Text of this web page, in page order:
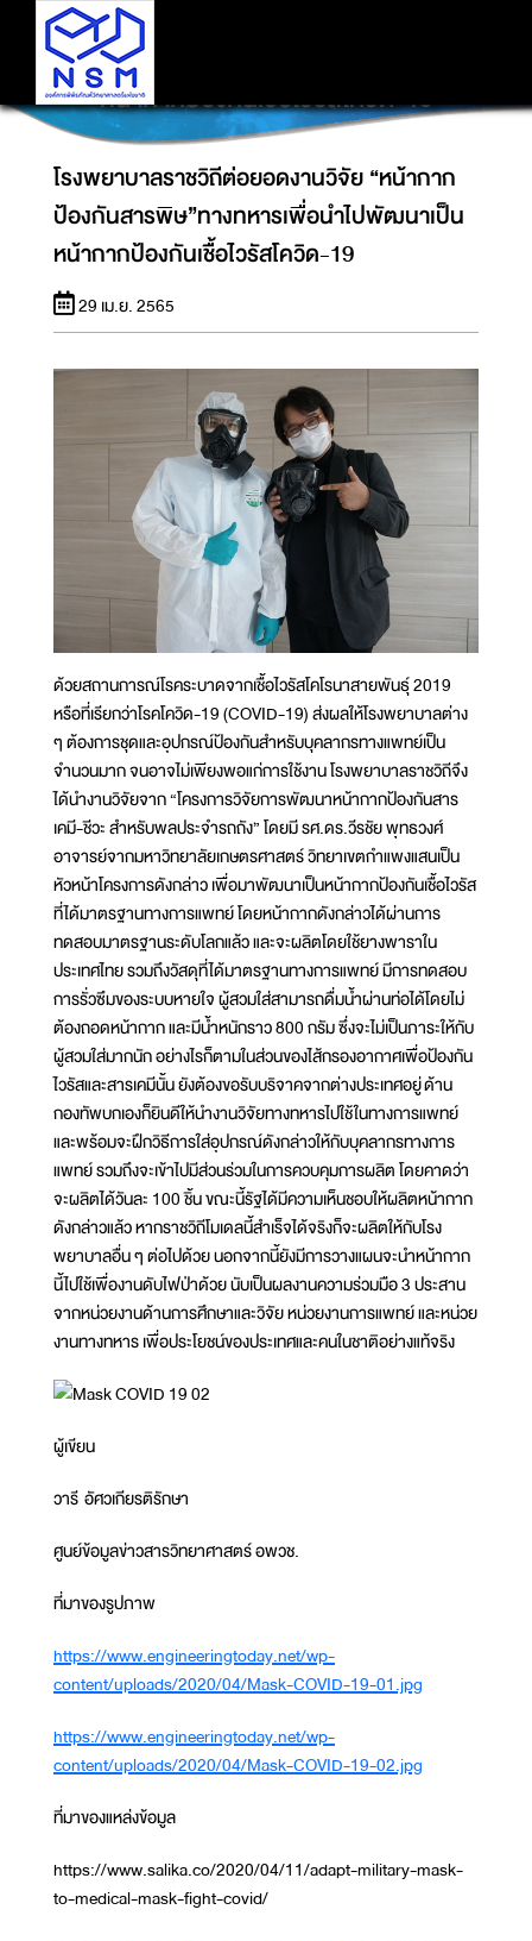
โรงพยาบาลราชวิถีต่อยอดงานวิจัย “หน้ากาก
ป้องกันสารพิษ”ทางทหารเพื่อนำไปพัฒนาเป็น
หน้ากากป้องกันเชื้อไวรัสโควิด-19
โรงพยาบาลราชวิถีต่อยอดงานวิจัย “หน้ากาก
ป้องกันสารพิษ”ทางทหารเพื่อนำไปพัฒนาเป็น
หน้ากากป้องกันเชื้อไวรัสโควิด-19
29 เม.ย. 2565
ด้วยสถานการณ์โรคระบาดจากเชื้อไวรัสโคโรนาสายพันธุ์ 2019
หรือที่เรียกว่าโรคโควิด-19 (COVID-19) ส่งผลให้โรงพยาบาลต่าง
ๆ ต้องการชุดและอุปกรณ์ป้องกันสำหรับบุคลากรทางแพทย์เป็น
จำนวนมาก จนอาจไม่เพียงพอแก่การใช้งาน โรงพยาบาลราชวิถีจึง
ได้นำงานวิจัยจาก “โครงการวิจัยการพัฒนาหน้ากากป้องกันสาร
เคมี-ชีวะ สำหรับพลประจำรถถัง” โดยมี รศ.ดร.วีรชัย พุทธวงศ์
อาจารย์จากมหาวิทยาลัยเกษตรศาสตร์ วิทยาเขตกำแพงแสนเป็น
หัวหน้าโครงการดังกล่าว เพื่อมาพัฒนาเป็นหน้ากากป้องกันเชื้อไวรัส
ที่ได้มาตรฐานทางการแพทย์ โดยหน้ากากดังกล่าวได้ผ่านการ
ทดสอบมาตรฐานระดับโลกแล้ว และจะผลิตโดยใช้ยางพาราใน
ประเทศไทย รวมถึงวัสดุที่ได้มาตรฐานทางการแพทย์ มีการทดสอบ
การรั่วซึมของระบบหายใจ ผู้สวมใส่สามารถดื่มน้ำผ่านท่อได้โดยไม่
ต้องถอดหน้ากาก และมีน้ำหนักราว 800 กรัม ซึ่งจะไม่เป็นภาระให้กับ
ผู้สวมใส่มากนัก อย่างไรก็ตามในส่วนของไส้กรองอากาศเพื่อป้องกัน
ไวรัสและสารเคมีนั้น ยังต้องขอรับบริจาคจากต่างประเทศอยู่ ด้าน
กองทัพบกเองก็ยินดีให้นำงานวิจัยทางทหารไปใช้ในทางการแพทย์
และพร้อมจะฝึกวิธีการใส่อุปกรณ์ดังกล่าวให้กับบุคลากรทางการ
แพทย์ รวมถึงจะเข้าไปมีส่วนร่วมในการควบคุมการผลิต โดยคาดว่า
จะผลิตได้วันละ 100 ชิ้น ขณะนี้รัฐได้มีความเห็นชอบให้ผลิตหน้ากาก
ดังกล่าวแล้ว หากราชวิถีโมเดลนี้สำเร็จได้จริงก็จะผลิตให้กับโรง
พยาบาลอื่น ๆ ต่อไปด้วย นอกจากนี้ยังมีการวางแผนจะนำหน้ากาก
นี้ไปใช้เพื่องานดับไฟป่าด้วย นับเป็นผลงานความร่วมมือ 3 ประสาน
จากหน่วยงานด้านการศึกษาและวิจัย หน่วยงานการแพทย์ และหน่วย
งานทางทหาร เพื่อประโยชน์ของประเทศและคนในชาติอย่างแท้จริง
ผู้เขียน
วารี อัศวเกียรติรักษา
ศูนย์ข้อมูลข่าวสารวิทยาศาสตร์ อพวช.
ที่มาของรูปภาพ
https://www.engineeringtoday.net/wp-
content/uploads/2020/04/Mask-COVID-19-01.jpg
https://www.engineeringtoday.net/wp-
content/uploads/2020/04/Mask-COVID-19-02.jpg
ที่มาของแหล่งข้อมูล
https://www.salika.co/2020/04/11/adapt-military-mask-
to-medical-mask-fight-covid/